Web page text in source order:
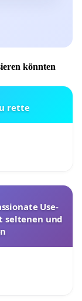
könnten
rette
Use-
seltenen und